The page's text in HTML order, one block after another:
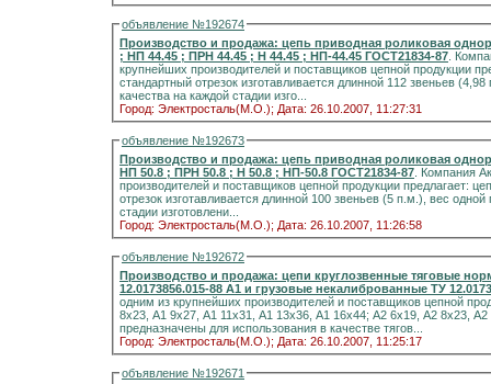
объявление №192674
Производство и продажа: цепь приводная роликовая
; НП 44.45 ; ПРН 44.45 ; Н 44.45 ; НП-44.45 ГОСТ21834-87 .
крупнейших производителей и поставщиков цепной продукции
стандартный отрезок изготавливается длинной 112 звеньев
качества на каждой стадии изго...
Город: Электросталь(М.О.); Дата: 26.10.2007, 11:27:31
объявление №192673
Производство и продажа: цепь приводная роликовая
НП 50.8 ; ПРН 50.8 ; Н 50.8 ; НП-50.8 ГОСТ21834-87 . Компания
производителей и поставщиков цепной продукции предлагает:
отрезок изготавливается длинной 100 звеньев (5 п.м.), вес
стадии изготовлени...
Город: Электросталь(М.О.); Дата: 26.10.2007, 11:26:58
объявление №192672
Производство и продажа: цепи круглозвенные тяговые
12.0173856.015-88 А1 и грузовые некалиброванные ТУ
одним из крупнейших производителей и поставщиков цепной
8х23, А1 9х27, А1 11х31, А1 13х36, А1 16х44; А2 6х19, А2 8х23,
предназначены для использования в качестве тягов...
Город: Электросталь(М.О.); Дата: 26.10.2007, 11:25:17
объявление №192671